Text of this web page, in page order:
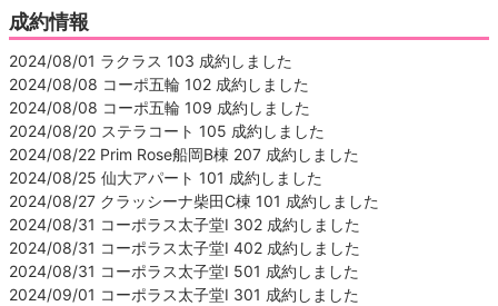
成約情報
2024/08/01 ラクラス 103 成約しました
2024/08/08 コーポ五輪 102 成約しました
2024/08/08 コーポ五輪 109 成約しました
2024/08/20 ステラコート 105 成約しました
2024/08/22 Prim Rose船岡B棟 207 成約しました
2024/08/25 仙大アパート 101 成約しました
2024/08/27 クラッシーナ柴田C棟 101 成約しました
2024/08/31 コーポラス太子堂Ⅰ 302 成約しました
2024/08/31 コーポラス太子堂Ⅰ 402 成約しました
2024/08/31 コーポラス太子堂Ⅰ 501 成約しました
2024/09/01 コーポラス太子堂Ⅰ 301 成約しました